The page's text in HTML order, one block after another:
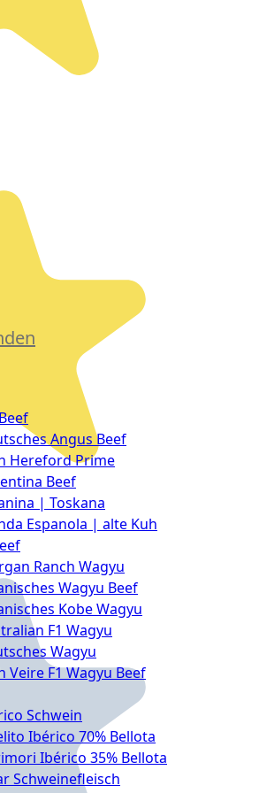
Angus Beef
Hereford Prime
Beef
| Toskana
Espanola | alte Kuh
Ranch Wagyu
Wagyu Beef
Kobe Wagyu
F1 Wagyu
Wagyu
Veire F1 Wagyu Beef
Schwein
Ibérico 70% Bellota
Ibérico 35% Bellota
Schweinefleisch